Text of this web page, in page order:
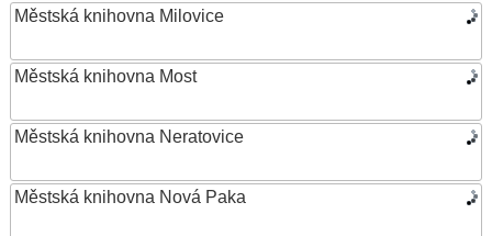
Městská knihovna Milovice
Městská knihovna Most
Městská knihovna Neratovice
Městská knihovna Nová Paka